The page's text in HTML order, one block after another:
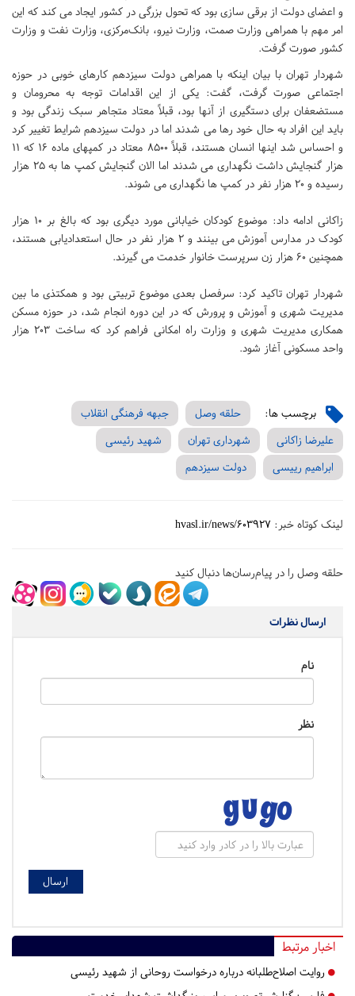
و اعضای دولت از برقی سازی بود که تحول بزرگی در کشور ایجاد می کند که این
امر مهم با همراهی وزارت صمت، وزارت نیرو، بانک‌مرکز‌ی، وزارت نفت و وزارت
کشور صورت گرفت.
شهردار تهران با بیان اینکه با همراهی دولت سیزدهم کارهای خوبی در حوزه
اجتماعی صورت گرفت، گفت: یکی از این اقدامات توجه به محرومان و
مستضعفان برای دستگیری از آنها بود، قبلاً معتاد متجاهر سبک زندگی بود و
باید این افراد به حال خود رها می شدند اما در دولت سیزدهم شرایط تغییر کرد
و احساس شد اینها انسان هستند، قبلاً ۸۵۰۰ معتاد در کمپهای‌ ماده ۱۶ که ۱۱
هزار گنجایش داشت نگهداری می شدند اما الان گنجایش کمپ ها به ۲۵ هزار
رسیده و ۲۰ هزار نفر در کمپ ها نگهداری می شوند.
زاکانی ادامه داد: موضوع کودکان خیابانی مورد دیگری بود که بالغ بر ۱۰ هزار
کودک در مدارس آموزش می بینند و ۲ هزار نفر در حال استعدادیابی هستند،
همچنین ۶۰ هزار زن سرپرست خانوار خدمت می گیرند.
شهردار تهران تاکید کرد: سرفصل بعدی موضوع تربیتی بود‌ و همکتذی ما بین
مدیریت شهری و آموزش و پرورش که در این دوره انجام شد، در حوزه مسکن
همکاری مدیریت شهری و وزارت راه امکانی فراهم کرد که ساخت ۲۰۳ هزار
واحد مسکونی آغاز شود.
برچسب ها: حلقه وصل
جبهه فرهنگی انقلاب
علیرضا زاکانی
شهرداری تهران
شهید رئیسی
ابراهیم رییسی
دولت سیزدهم
لینک کوتاه خبر: hvasl.ir/news/603927
حلقه وصل را در پیام‌رسان‌ها دنبال کنید
ارسال نظرات
نام
نظر
اخبار مرتبط
روایت اصلاح‌طلبانه درباره درخواست روحانی از شهید رئیسی